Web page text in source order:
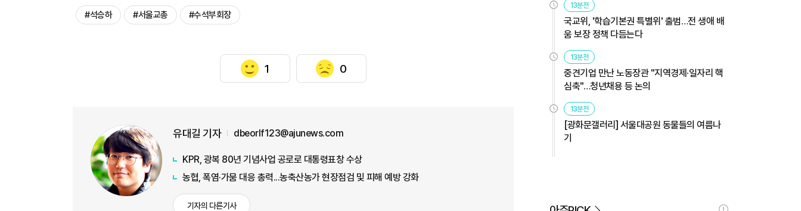
#석승하 #서울교총 #수석부회장
1 0
유대길 기자 dbeorlf123@ajunews.com
KPR, 광복 80년 기념사업 공로로 대통령표창 수상
농협, 폭염·가뭄 대응 총력...농축산농가 현장점검 및 피해 예방 강화
기자의 다른기사
13분전
국교위, '학습기본권 특별위' 출범…전 생애 배
움 보장 정책 다듬는다
13분전
중견기업 만난 노동장관 "지역경제·일자리 핵
심축"…청년채용 등 논의
13분전
[광화문갤러리] 서울대공원 동물들의 여름나
기